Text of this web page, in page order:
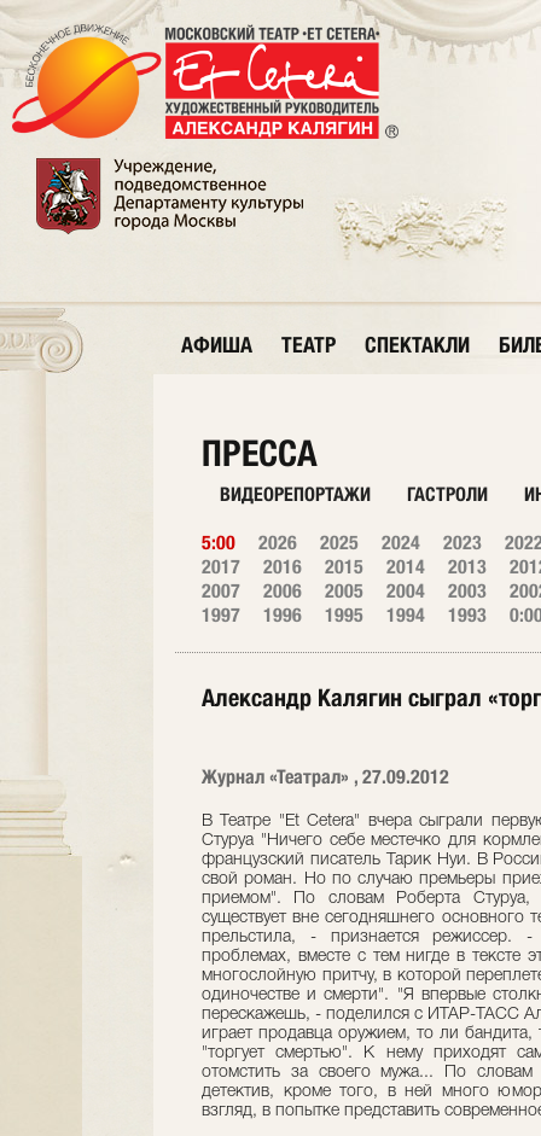
АФИША ТЕАТР СПЕКТАКЛИ
ПРЕССА
ВИДЕОРЕПОРТАЖИ ГАСТРОЛИ
5:00 2026 2025 2024 2023
2017
2016 2015 2014 2013
2007
2006 2005 2004 2003
1997
1996 1995 1994 1993
Александр Калягин сыграл
Журнал «Театрал» , 27.09.2012
В Театре "Et Cetera" вчера сыграли
Стуруа "Ничего себе местечко для
французский писатель Тарик Нуи. В
свой роман. Но по случаю премьеры
приемом". По словам Роберта
существует вне сегодняшнего основного
прельстила, - признается режиссер.
проблемах, вместе с тем нигде в тексте
многослойную притчу, в которой
одиночестве и смерти". "Я впервые
перескажешь, - поделился с ИТАР-ТАСС
играет продавца оружием, то ли
"торгует смертью". К нему приходят
отомстить за своего мужа... По
детектив, кроме того, в ней много
взгляд, в попытке представить